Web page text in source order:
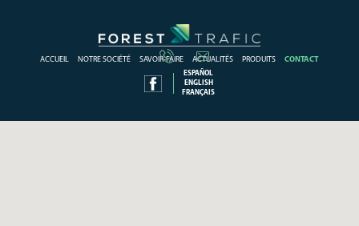
ACCUEIL NOTRE SOCIÉTÉ SAVOIR-FAIRE ACTUALITÉS PRODUITS CONTACT
ESPAÑOL
ENGLISH
FRANÇAIS